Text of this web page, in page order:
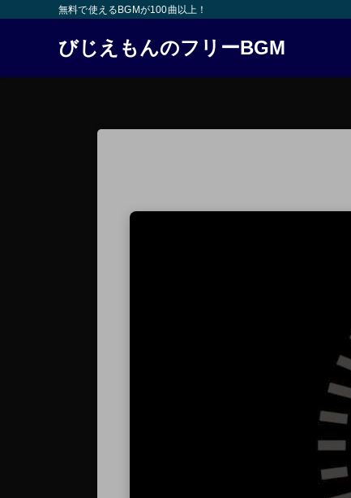
無料で使えるBGMが100曲以上！
びじえもんのフリーBGM